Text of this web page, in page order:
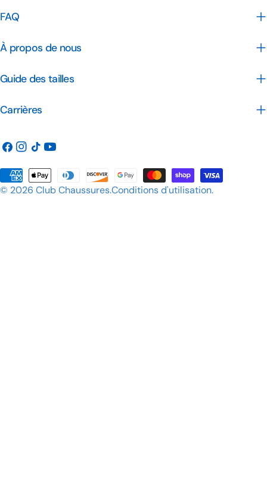
FAQ
À propos de nous
Guide des tailles
Carrières
Facebook
Instagram
TIC Youtube
© 2026 Club Chaussures.Conditions d'utilisation.
Méthodes
de